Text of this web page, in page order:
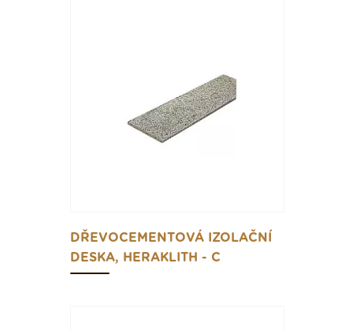
DŘEVOCEMENTOVÁ IZOLAČNÍ
DESKA, HERAKLITH - C